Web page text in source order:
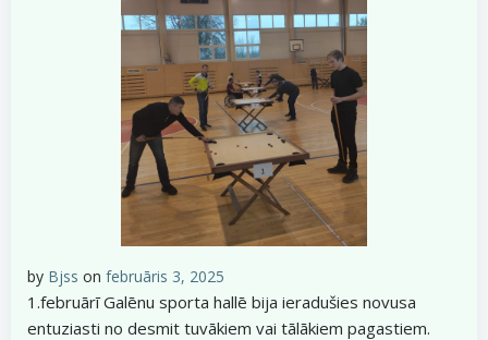
by Bjss on februāris 3, 2025
1.februārī Galēnu sporta hallē bija ieradušies novusa
entuziasti no desmit tuvākiem vai tālākiem pagastiem.